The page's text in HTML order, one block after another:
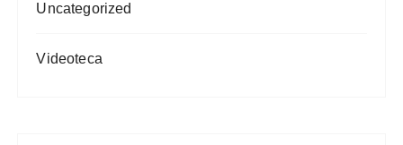
Uncategorized
Videoteca